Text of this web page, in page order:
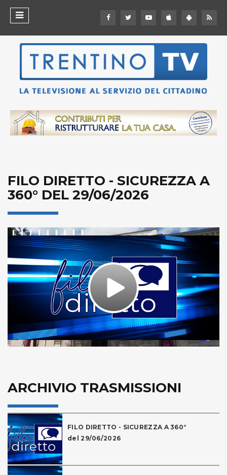
FILO DIRETTO - SICUREZZA A
360° DEL 29/06/2026
Play
Video
ARCHIVIO TRASMISSIONI
FILO DIRETTO - SICUREZZA A 360°
del 29/06/2026